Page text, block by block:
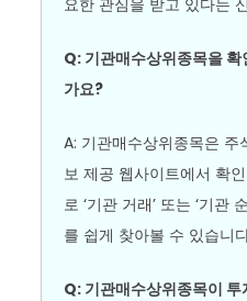
Q: 기관매수상위종목을
가요?
A: 기관매수상위종목은 주
보 제공 웹사이트에서 확
로 ‘기관 거래’ 또는 ‘기관
를 쉽게 찾아볼 수 있습니
Q: 기관매수상위종목이